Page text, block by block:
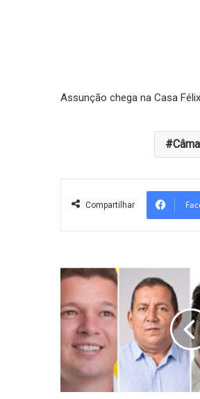
Assunção chega na Casa
Compartilhar
Bancada
na
região
Catolé
do
Rocha/São
Bento